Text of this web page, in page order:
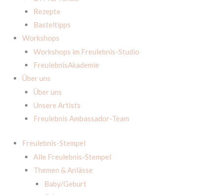
Rezepte
Basteltipps
Workshops
Workshops im Freulebnis-Studio
FreulebnisAkademie
Über uns
Über uns
Unsere Artists
Freulebnis Ambassador-Team
Freulebnis-Stempel
Alle Freulebnis-Stempel
Themen & Anlässe
Baby/Geburt